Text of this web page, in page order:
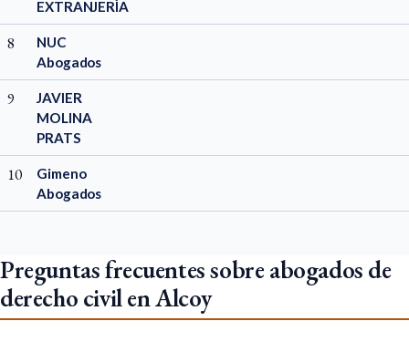
EXTRANJERÌA
8
NUC
Abogados
9
JAVIER
MOLINA
PRATS
10
Gimeno
Abogados
Preguntas frecuentes sobre abogados de
derecho civil en Alcoy